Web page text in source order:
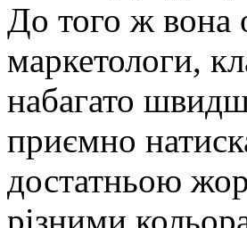
До того ж вона
маркетологи,
набагато
приємно
достатньою